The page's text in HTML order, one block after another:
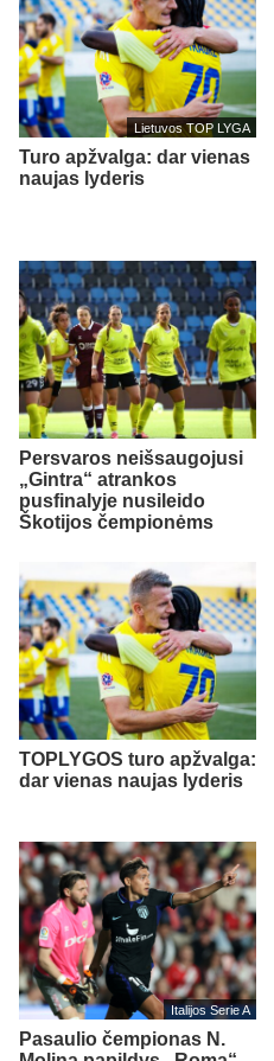
Lietuvos TOP LYGA
Turo apžvalga: dar vienas
naujas lyderis
Persvaros neišsaugojusi
„Gintra“ atrankos
pusfinalyje nusileido
Škotijos čempionėms
TOPLYGOS turo apžvalga:
dar vienas naujas lyderis
Italijos Serie A
Pasaulio čempionas N.